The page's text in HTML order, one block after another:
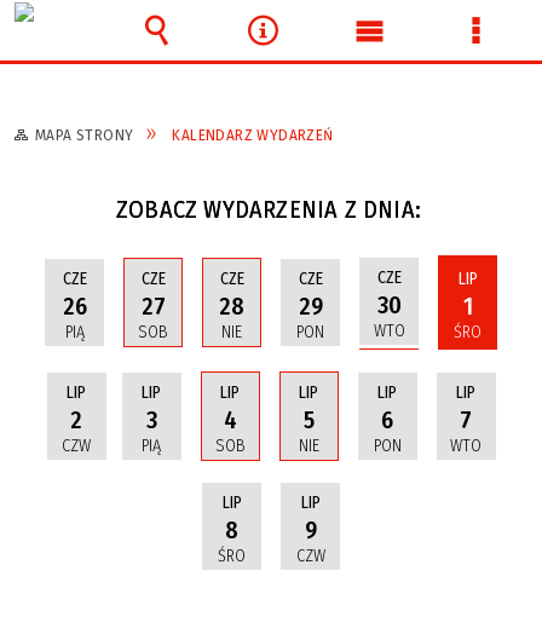
MAPA STRONY KALENDARZ WYDARZEŃ
ZOBACZ WYDARZENIA Z DNIA:
CZE
26
PIĄ
CZE
27
SOB
CZE
28
NIE
CZE
29
PON
CZE
30
WTO
LIP
1
ŚRO
LIP
2
CZW
LIP
3
PIĄ
LIP
4
SOB
LIP
5
NIE
LIP
6
PON
LIP
7
WTO
LIP
8
ŚRO
LIP
9
CZW
Wyszukiwarka
NarzędziaMenu
Menu